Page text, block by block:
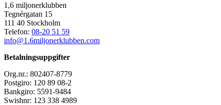
1,6 miljonerklubben
Tegnérgatan 15
111 40 Stockholm
Telefon: 08-20 51 59
info@1.6miljonerklubben.com
Betalningsuppgifter
Org.nr.: 802407-8779
Postgiro: 120 89 08-2
Bankgiro: 5591-9484
Swishnr: 123 338 4989